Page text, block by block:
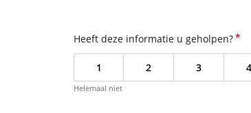
Heeft deze informatie u geholpen?*
1 2 3 4
Helemaal niet